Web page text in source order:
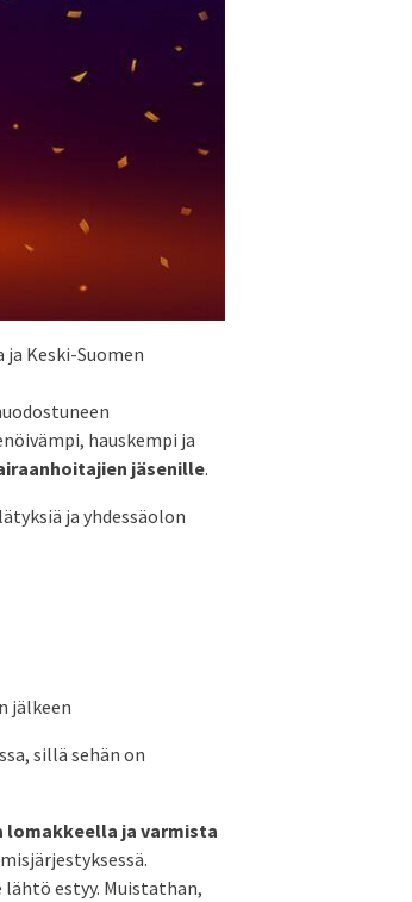
Keski-Suomen
hauskempi ja
jäsenille.
ja yhdessäolon
jälkeen
sillä sehän on
lomakkeella ja varmista
estyy. Muistathan,